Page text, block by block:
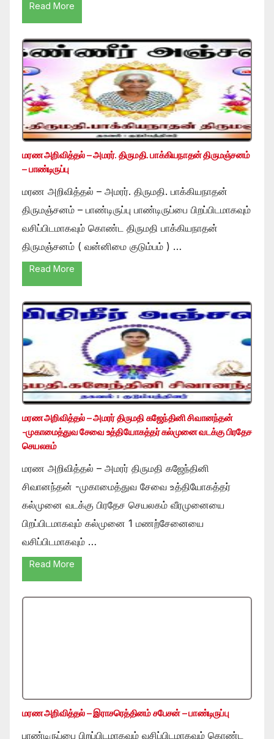
Read More
மரண அறிவித்தல் – அமரர். திருமதி. பாக்கியநாதன் திருமஞ்சனம்
– பாண்டிருப்பு
மரண அறிவித்தல் – அமரர். திருமதி. பாக்கியநாதன்
திருமஞ்சனம் – பாண்டிருப்பு பாண்டிருப்பை பிறப்பிடமாகவும்
வசிப்பிடமாகவும் கொண்ட திருமதி பாக்கியநாதன்
திருமஞ்சனம் ( வன்னிமை குடும்பம் ) …
Read More
மரண அறிவித்தல் – அமரர் திருமதி கஜேந்தினி சிவானந்தன்
-முகாமைத்துவ சேவை உத்தியோகத்தர் கல்முனை வடக்கு பிரதேச
செயலகம்
மரண அறிவித்தல் – அமரர் திருமதி கஜேந்தினி
சிவானந்தன் -முகாமைத்துவ சேவை உத்தியோகத்தர்
கல்முனை வடக்கு பிரதேச செயலகம் வீரமுனையை
பிறப்பிடமாகவும் கல்முனை 1 மணற்சேனையை
வசிப்பிடமாகவும் …
Read More
மரண அறிவித்தல் – இராசரெத்தினம் சபேசன் – பாண்டிருப்பு
பாண்டிருப்பை பிறப்பிடமாகவும் வசிப்பிடமாகவும் கொண்ட